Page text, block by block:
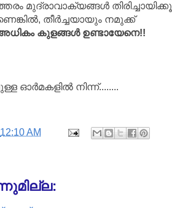
മുദ്രാവാക്യങ്ങള്‍
തീര്‍ച്ചയായും നമുക്ക്
അധികം കുളങ്ങള്‍ ഉണ്ടായേനെ!!
ഓര്‍മകളില്‍ നിന്ന്........
12:10 AM